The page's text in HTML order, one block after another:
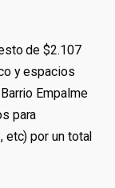
de $2.107
y espacios
Empalme
para
etc) por un total